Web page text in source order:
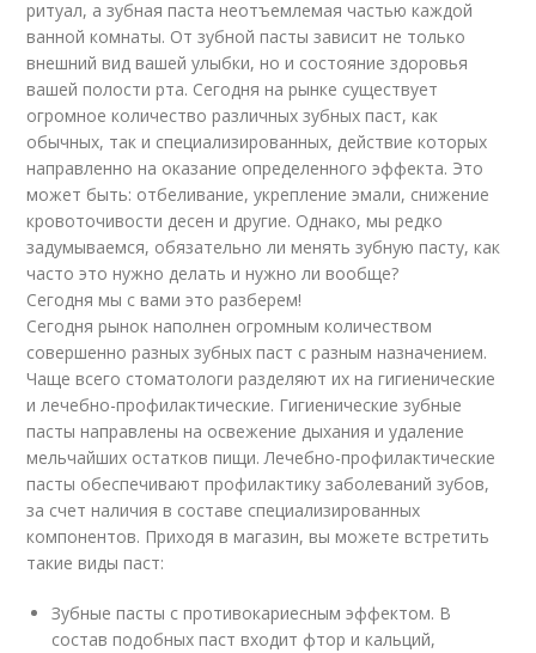
ритуал, а зубная паста неотъемлемая частью каждой
ванной комнаты. От зубной пасты зависит не только
внешний вид вашей улыбки, но и состояние здоровья
вашей полости рта. Сегодня на рынке существует
огромное количество различных зубных паст, как
обычных, так и специализированных, действие которых
направленно на оказание определенного эффекта. Это
может быть: отбеливание, укрепление эмали, снижение
кровоточивости десен и другие. Однако, мы редко
задумываемся, обязательно ли менять зубную пасту, как
часто это нужно делать и нужно ли вообще?
Сегодня мы с вами это разберем!
Сегодня рынок наполнен огромным количеством
совершенно разных зубных паст с разным назначением.
Чаще всего стоматологи разделяют их на гигиенические
и лечебно-профилактические. Гигиенические зубные
пасты направлены на освежение дыхания и удаление
мельчайших остатков пищи. Лечебно-профилактические
пасты обеспечивают профилактику заболеваний зубов,
за счет наличия в составе специализированных
компонентов. Приходя в магазин, вы можете встретить
такие виды паст:
Зубные пасты с противокариесным эффектом. В
состав подобных паст входит фтор и кальций,